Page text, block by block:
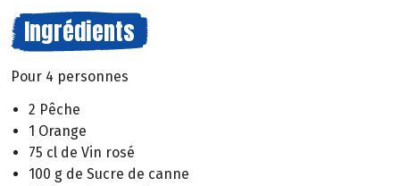
Ingrédients
Pour 4 personnes
2 Pêche
1 Orange
75 cl de Vin rosé
100 g de Sucre de canne